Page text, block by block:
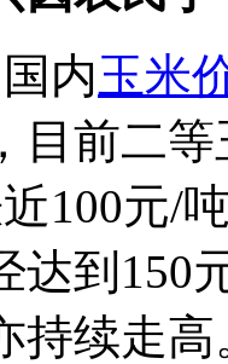
内玉米
目前二
100元/
达到150
持续走高